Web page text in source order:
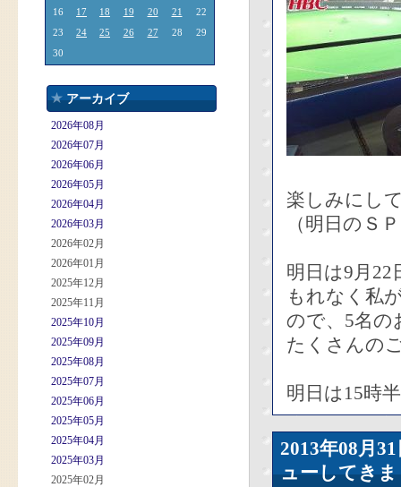
16
17 18 19 20 21
22
23
24 25 26 27 28
29
30
アーカイブ
2026年08月
2026年07月
2026年06月
2026年05月
2026年04月
2026年03月
2026年02月
2026年01月
2025年12月
2025年11月
2025年10月
2025年09月
2025年08月
2025年07月
2025年06月
2025年05月
2025年04月
2025年03月
2025年02月
楽しみにし
（明日のＳ
明日は9月
もれなく私
ので、5名の
たくさんの
明日は15時
2013年08
ューしてき